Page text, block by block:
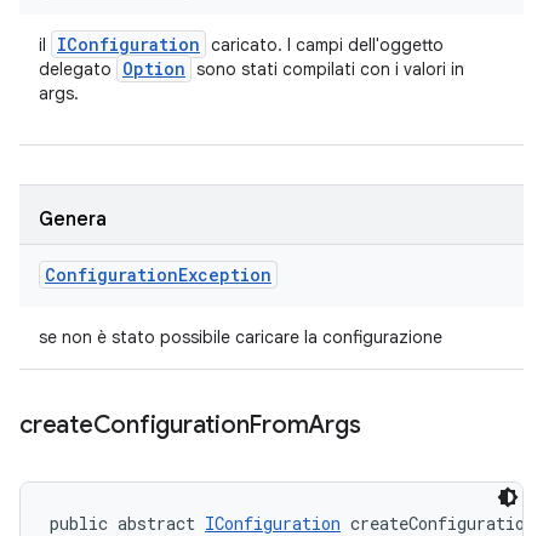
il IConfiguration caricato. I campi dell'oggetto
delegato
Option sono stati compilati con i valori in
args.
Genera
ConfigurationException
se non è stato possibile caricare la configurazione
createConfigurationFromArgs
public abstract IConfiguration